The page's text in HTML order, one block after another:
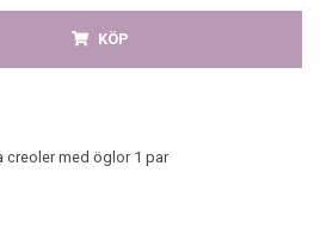
KÖP
creoler med öglor 1 par